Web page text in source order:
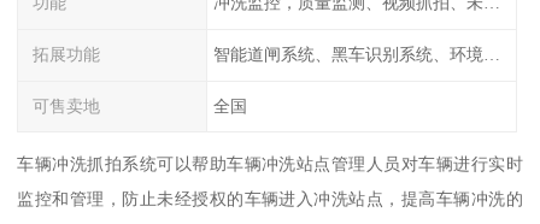
拓展功能
可售卖地 全国
车辆冲洗抓拍系统可以帮助车辆冲洗站点管理人员对车辆进行实时
监控和管理，防止未经授权的车辆进入冲洗站点，提高车辆冲洗的